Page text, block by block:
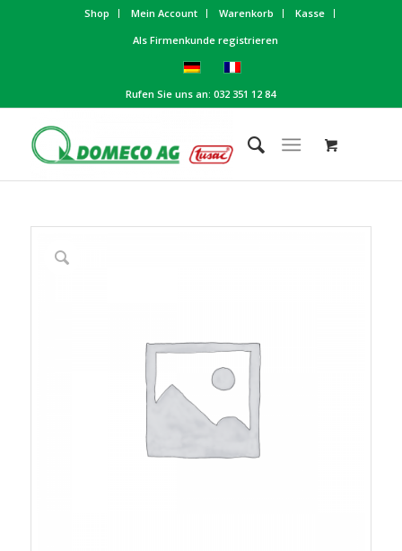
Shop Mein Account Warenkorb
Kasse
Als Firmenkunde registrieren
Rufen Sie uns an: 032 351 12 84